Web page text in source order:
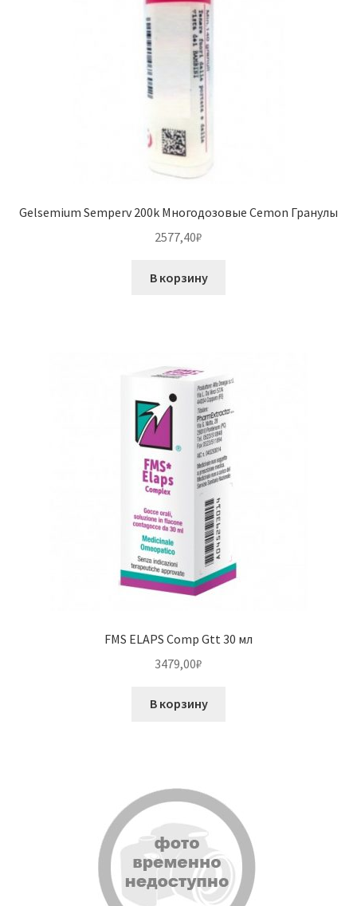
Gelsemium Semperv 200k Многодозовые Cemon Гранулы
2577,40₽
В корзину
FMS ELAPS Comp Gtt 30 мл
3479,00₽
В корзину